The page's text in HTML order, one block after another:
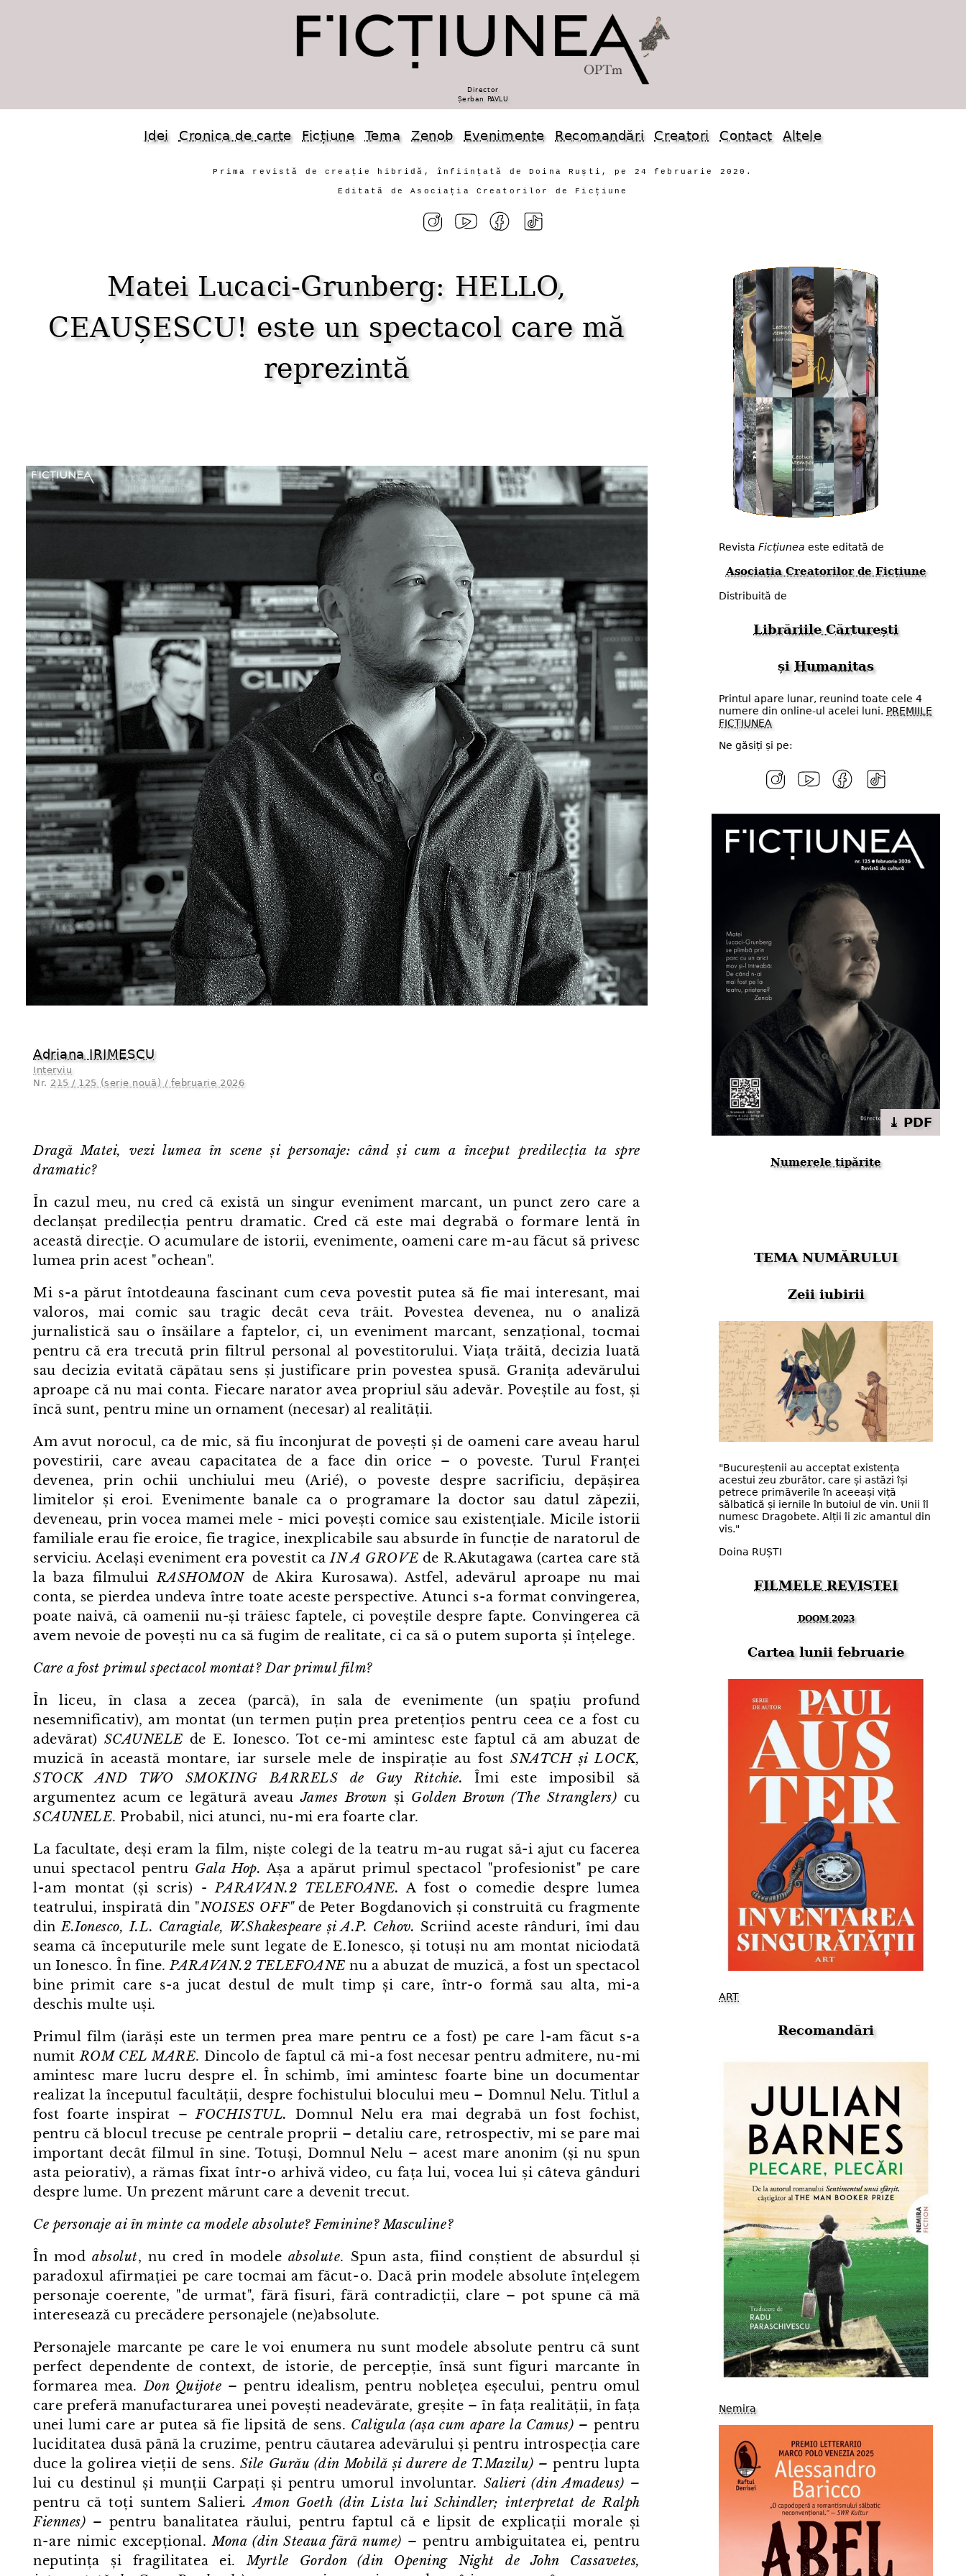
Director
Șerban PAVLU
Idei Cronica de carte Ficțiune Tema Zenob Evenimente Recomandări Creatori Contact Altele
Prima revistă de creație hibridă, înființată de Doina Ruști, pe 24 februarie 2020.
Editată de Asociația Creatorilor de Ficțiune
Matei Lucaci-Grunberg: HELLO,
CEAUȘESCU! este un spectacol care mă
reprezintă
Adriana IRIMESCU
Interviu
Nr. 215 / 125 (serie nouă) / februarie 2026
Dragă Matei, vezi lumea în scene și personaje: când și cum a început predilecția ta spre
dramatic?
În cazul meu, nu cred că există un singur eveniment marcant, un punct zero care a
declanșat predilecția pentru dramatic. Cred că este mai degrabă o formare lentă în
această direcție. O acumulare de istorii, evenimente, oameni care m⁠-⁠au făcut să privesc
lumea prin acest "ochean".
Mi s⁠-⁠a părut întotdeauna fascinant cum ceva povestit putea să fie mai interesant, mai
valoros, mai comic sau tragic decât ceva trăit. Povestea devenea, nu o analiză
jurnalistică sau o însăilare a faptelor, ci, un eveniment marcant, senzațional, tocmai
pentru că era trecută prin filtrul personal al povestitorului. Viața trăită, decizia luată
sau decizia evitată căpătau sens și justificare prin povestea spusă. Granița adevărului
aproape că nu mai conta. Fiecare narator avea propriul său adevăr. Poveștile au fost, și
încă sunt, pentru mine un ornament (necesar) al realității.
Am avut norocul, ca de mic, să fiu înconjurat de povești și de oameni care aveau harul
povestirii, care aveau capacitatea de a face din orice – o poveste. Turul Franței
devenea, prin ochii unchiului meu (Arié), o poveste despre sacrificiu, depășirea
limitelor și eroi. Evenimente banale ca o programare la doctor sau datul zăpezii,
deveneau, prin vocea mamei mele - mici povești comice sau existențiale. Micile istorii
familiale erau fie eroice, fie tragice, inexplicabile sau absurde în funcție de naratorul de
serviciu. Același eveniment era povestit caIN A GROVE de R.Akutagawa (cartea care stă
la baza filmuluiRASHOMONde Akira Kurosawa). Astfel, adevărul aproape nu mai
conta, se pierdea undeva între toate aceste perspective. Atunci s⁠-⁠a format convingerea,
poate naivă, că oamenii nu-și trăiesc faptele, ci poveștile despre fapte. Convingerea că
avem nevoie de povești nu ca să fugim de realitate, ci ca să o putem suporta și înțelege.
Care a fost primul spectacol montat? Dar primul film?
În liceu, în clasa a zecea (parcă), în sala de evenimente (un spațiu profund
nesemnificativ), am montat (un termen puțin prea pretențios pentru ceea ce a fost cu
adevărat) SCAUNELE de E. Ionesco. Tot ce⁠-⁠mi amintesc este faptul că am abuzat de
muzică în această montare, iar sursele mele de inspirație au fostSNATCH și LOCK,
STOCK AND TWO SMOKING BARRELS de Guy Ritchie.
Îmi este imposibil să
argumentez acum ce legătură aveauJames Brown și Golden Brown (The Stranglers) cu
SCAUNELE. Probabil, nici atunci, nu⁠-⁠mi era foarte clar.
La facultate, deși eram la film, niște colegi de la teatru m⁠-⁠au rugat să-i ajut cu facerea
unui spectacol pentru Gala Hop. Așa a apărut primul spectacol "profesionist" pe care
l⁠-⁠am montat (și scris) -PARAVAN.2 TELEFOANE. A fost o comedie despre lumea
teatrului, inspirată din "NOISES OFF"de Peter Bogdanovich și construită cu fragmente
dinE.Ionesco, I.L. Caragiale, W.Shakespeare și A.P. Cehov. Scriind aceste rânduri, îmi dau
seama că începuturile mele sunt legate de E.Ionesco, și totuși nu am montat niciodată
un Ionesco. În fine.PARAVAN.2 TELEFOANE nu a abuzat de muzică, a fost un spectacol
bine primit care s⁠-⁠a jucat destul de mult timp și care, într⁠-⁠o formă sau alta, mi⁠-⁠a
deschis multe uși.
Primul film (iarăși este un termen prea mare pentru ce a fost) pe care l⁠-⁠am făcut s⁠-⁠a
numitROM CEL MARE. Dincolo de faptul că mi⁠-⁠a fost necesar pentru admitere, nu⁠-⁠mi
amintesc mare lucru despre el. În schimb, îmi amintesc foarte bine un documentar
realizat la începutul facultății, despre fochistului blocului meu – Domnul Nelu. Titlul a
fost foarte inspirat –FOCHISTUL.
Domnul Nelu era mai degrabă un fost fochist,
pentru că blocul trecuse pe centrale proprii – detaliu care, retrospectiv, mi se pare mai
important decât filmul în sine. Totuși, Domnul Nelu – acest mare anonim (și nu spun
asta peiorativ), a rămas fixat într⁠-⁠o arhivă video, cu fața lui, vocea lui și câteva gânduri
despre lume. Un prezent mărunt care a devenit trecut.
Ce personaje ai în minte ca modele absolute? Feminine? Masculine?
În modabsolut, nu cred în modele absolute. Spun asta, fiind conștient de absurdul și
paradoxul afirmației pe care tocmai am făcut⁠-⁠o. Dacă prin modele absolute înțelegem
personaje coerente, "de urmat", fără fisuri, fără contradicții, clare – pot spune că mă
interesează cu precădere personajele (ne)absolute.
Personajele marcante pe care le voi enumera nu sunt modele absolute pentru că sunt
perfect dependente de context, de istorie, de percepție, însă sunt figuri marcante în
formarea mea.Don Quijote – pentru idealism, pentru noblețea eșecului, pentru omul
care preferă manufacturarea unei povești neadevărate, greșite – în fața realității, în fața
unei lumi care ar putea să fie lipsită de sens. Caligula (așa cum apare la Camus) – pentru
luciditatea dusă până la cruzime, pentru căutarea adevărului și pentru introspecția care
duce la golirea vieții de sens. Sile Gurău (din Mobilă și durere de T.Mazilu) – pentru lupta
lui cu destinul și munții Carpați și pentru umorul involuntar. Salieri (din Amadeus) –
pentru că toți suntem Salieri. Amon Goeth (din Lista lui Schindler; interpretat de Ralph
Fiennes) – pentru banalitatea răului, pentru faptul că e lipsit de explicații morale și
n⁠-⁠are nimic excepțional.Mona (din Steaua fără nume) – pentru ambiguitatea ei, pentru
neputința și fragilitatea ei.Myrtle Gordon (din Opening Night de John Cassavetes,
Revista Ficțiunea este editată de
Asociația Creatorilor de Ficțiune
Distribuită de
Librăriile Cărturești
șiHumanitas
Printul apare lunar, reunind toate cele 4
numere din online-ul acelei luni. PREMIILE
FICȚIUNEA
Ne găsiți și pe:
⤓ PDF
Numerele tipărite
TEMA NUMĂRULUI
Zeii iubirii
"Bucureștenii au acceptat existența
acestui zeu zburător, care și astăzi își
petrece primăverile în aceeași viță
sălbatică și iernile în butoiul de vin. Unii îl
numesc Dragobete. Alții îi zic amantul din
vis."
Doina RUȘTI
FILMELE REVISTEI
DOOM 2023
Cartea lunii februarie
ART
Recomandări
Nemira